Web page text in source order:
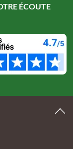
À VOTRE ÉCOUTE